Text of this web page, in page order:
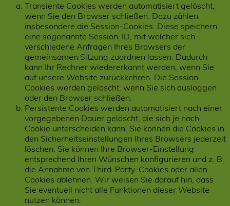
Transiente Cookies werden automatisiert gelöscht,
wenn Sie den Browser schließen. Dazu zählen
insbesondere die Session-Cookies. Diese speichern
eine sogenannte Session-ID, mit welcher sich
verschiedene Anfragen Ihres Browsers der
gemeinsamen Sitzung zuordnen lassen. Dadurch
kann Ihr Rechner wiedererkannt werden, wenn Sie
auf unsere Website zurückkehren. Die Session-
Cookies werden gelöscht, wenn Sie sich ausloggen
oder den Browser schließen.
Persistente Cookies werden automatisiert nach einer
vorgegebenen Dauer gelöscht, die sich je nach
Cookie unterscheiden kann. Sie können die Cookies in
den Sicherheitseinstellungen Ihres Browsers jederzeit
löschen. Sie können Ihre Browser-Einstellung
entsprechend Ihren Wünschen konfigurieren und z. B.
die Annahme von Third-Party-Cookies oder allen
Cookies ablehnen. Wir weisen Sie darauf hin, dass
Sie eventuell nicht alle Funktionen dieser Website
nutzen können.